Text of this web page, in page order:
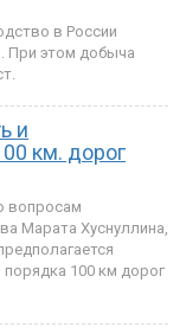
в России
При этом добыча
и
км. дорог
вопросам
Марата Хуснуллина,
100 км дорог